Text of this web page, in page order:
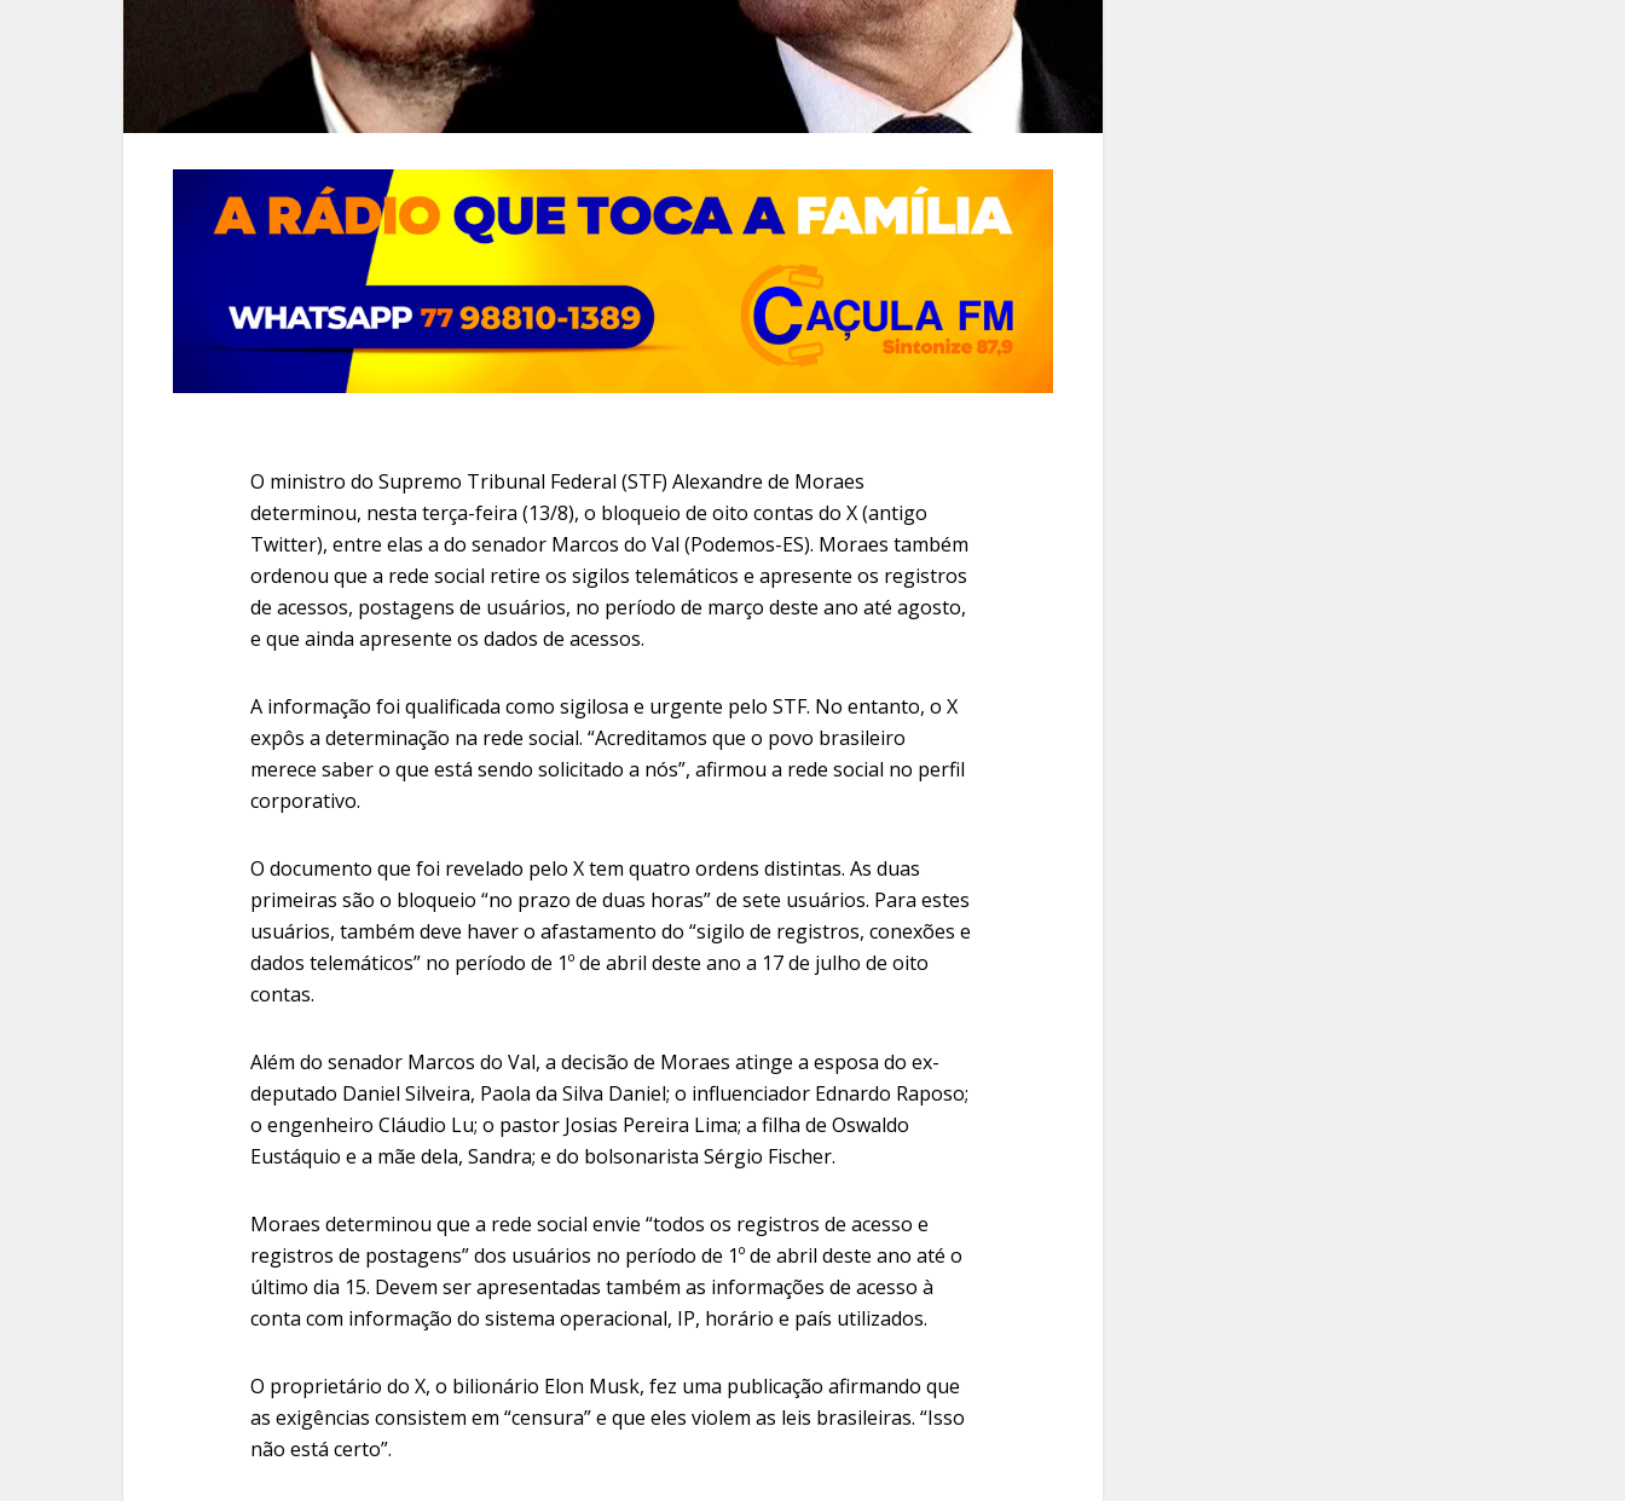
O ministro do Supremo Tribunal Federal (STF) Alexandre de Moraes
determinou, nesta terça-feira (13/8), o bloqueio de oito contas do X (antigo
Twitter), entre elas a do senador Marcos do Val (Podemos-ES). Moraes também
ordenou que a rede social retire os sigilos telemáticos e apresente os registros
de acessos, postagens de usuários, no período de março deste ano até agosto,
e que ainda apresente os dados de acessos.
A informação foi qualificada como sigilosa e urgente pelo STF. No entanto, o X
expôs a determinação na rede social. “Acreditamos que o povo brasileiro
merece saber o que está sendo solicitado a nós”, afirmou a rede social no perfil
corporativo.
O documento que foi revelado pelo X tem quatro ordens distintas. As duas
primeiras são o bloqueio “no prazo de duas horas” de sete usuários. Para estes
usuários, também deve haver o afastamento do “sigilo de registros, conexões e
dados telemáticos” no período de 1º de abril deste ano a 17 de julho de oito
contas.
Além do senador Marcos do Val, a decisão de Moraes atinge a esposa do ex-
deputado Daniel Silveira, Paola da Silva Daniel; o influenciador Ednardo Raposo;
o engenheiro Cláudio Lu; o pastor Josias Pereira Lima; a filha de Oswaldo
Eustáquio e a mãe dela, Sandra; e do bolsonarista Sérgio Fischer.
Moraes determinou que a rede social envie “todos os registros de acesso e
registros de postagens” dos usuários no período de 1º de abril deste ano até o
último dia 15. Devem ser apresentadas também as informações de acesso à
conta com informação do sistema operacional, IP, horário e país utilizados.
O proprietário do X, o bilionário Elon Musk, fez uma publicação afirmando que
as exigências consistem em “censura” e que eles violem as leis brasileiras. “Isso
não está certo”.